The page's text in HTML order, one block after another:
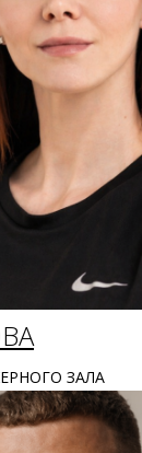
ЗАЛА